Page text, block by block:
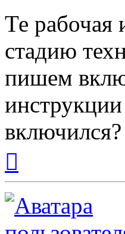
Те рабочая
стадию
пишем
началу